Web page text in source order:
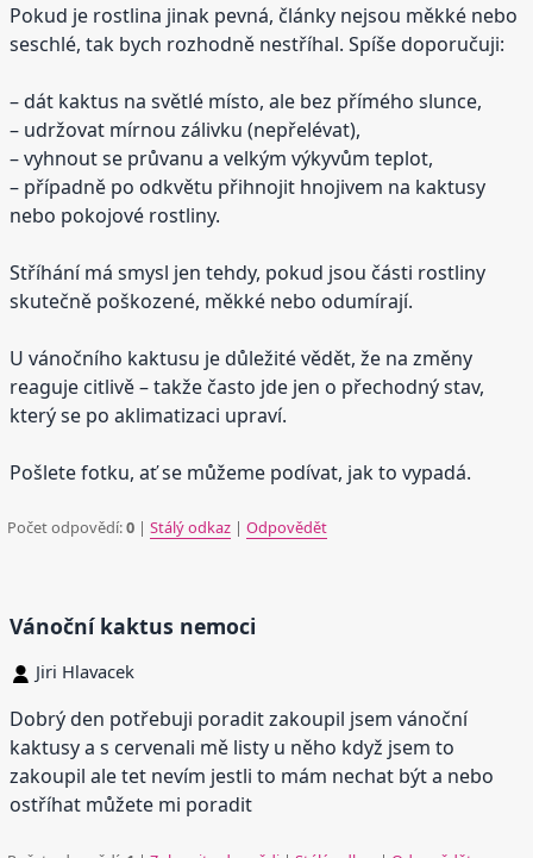
Pokud je rostlina jinak pevná, články nejsou měkké nebo
seschlé, tak bych rozhodně nestříhal. Spíše doporučuji:
– dát kaktus na světlé místo, ale bez přímého slunce,
– udržovat mírnou zálivku (nepřelévat),
– vyhnout se průvanu a velkým výkyvům teplot,
– případně po odkvětu přihnojit hnojivem na kaktusy
nebo pokojové rostliny.
Stříhání má smysl jen tehdy, pokud jsou části rostliny
skutečně poškozené, měkké nebo odumírají.
U vánočního kaktusu je důležité vědět, že na změny
reaguje citlivě – takže často jde jen o přechodný stav,
který se po aklimatizaci upraví.
Pošlete fotku, ať se můžeme podívat, jak to vypadá.
Počet odpovědí:0 |Stálý odkaz |Odpovědět
Vánoční kaktus nemoci
Jiri Hlavacek
Dobrý den potřebuji poradit zakoupil jsem vánoční
kaktusy a s cervenali mě listy u něho když jsem to
zakoupil ale tet nevím jestli to mám nechat být a nebo
ostříhat můžete mi poradit